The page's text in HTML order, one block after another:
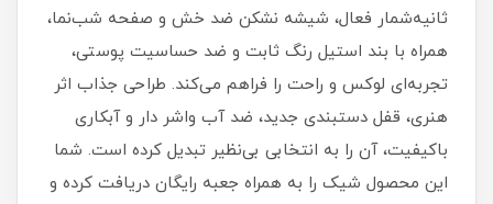
ثانیه‌شمار فعال، شیشه نشکن ضد خش و صفحه شب‌نما،
همراه با بند استیل رنگ ثابت و ضد حساسیت پوستی،
تجربه‌ای لوکس و راحت را فراهم می‌کند. طراحی جذاب اثر
هنری، قفل دستبندی جدید، ضد آب واشر دار و آبکاری
باکیفیت، آن را به انتخابی بی‌نظیر تبدیل کرده است. شما
این محصول شیک را به همراه جعبه رایگان دریافت کرده و